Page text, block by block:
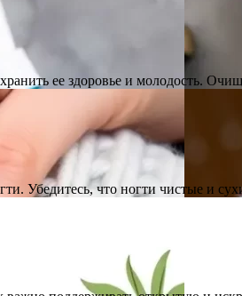
ее здоровье и молодость.
Убедитесь, что ногти чистые и